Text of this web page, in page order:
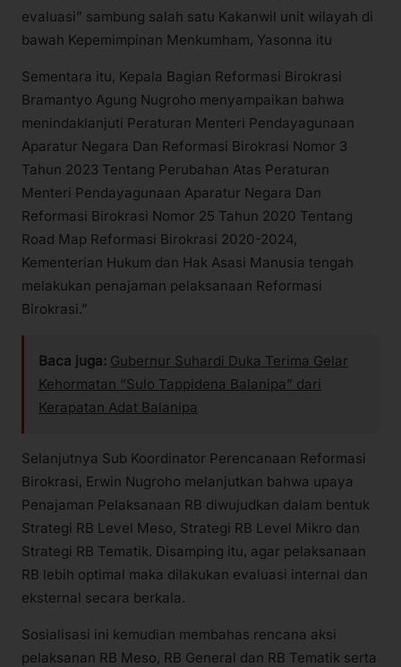
evaluasi” sambung salah satu Kakanwil unit wilayah di
bawah Kepemimpinan Menkumham, Yasonna itu
Sementara itu, Kepala Bagian Reformasi Birokrasi
Bramantyo Agung Nugroho menyampaikan bahwa
menindaklanjuti Peraturan Menteri Pendayagunaan
Aparatur Negara Dan Reformasi Birokrasi Nomor 3
Tahun 2023 Tentang Perubahan Atas Peraturan
Menteri Pendayagunaan Aparatur Negara Dan
Reformasi Birokrasi Nomor 25 Tahun 2020 Tentang
Road Map Reformasi Birokrasi 2020-2024,
Kementerian Hukum dan Hak Asasi Manusia tengah
melakukan penajaman pelaksanaan Reformasi
Birokrasi.”
Baca juga: Gubernur Suhardi Duka Terima Gelar
Kehormatan “Sulo Tappidena Balanipa” dari
Kerapatan Adat Balanipa
Selanjutnya Sub Koordinator Perencanaan Reformasi
Birokrasi, Erwin Nugroho melanjutkan bahwa upaya
Penajaman Pelaksanaan RB diwujudkan dalam bentuk
Strategi RB Level Meso, Strategi RB Level Mikro dan
Strategi RB Tematik. Disamping itu, agar pelaksanaan
RB lebih optimal maka dilakukan evaluasi internal dan
eksternal secara berkala.
Sosialisasi ini kemudian membahas rencana aksi
pelaksanan RB Meso, RB General dan RB Tematik serta